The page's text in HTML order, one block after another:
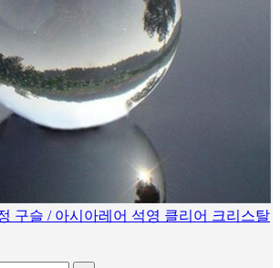
구슬 / 아시아레어 석영 클리어 크리스탈